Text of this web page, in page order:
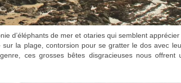
d’éléphants de mer et otaries qui semblent apprécier
la plage, contorsion pour se gratter le dos avec
ces grosses bêtes disgracieuses nous offrent